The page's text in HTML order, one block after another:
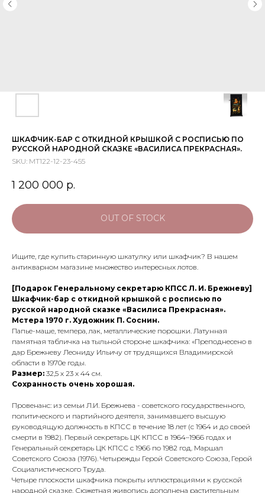
ШКАФЧИК-БАР С ОТКИДНОЙ КРЫШКОЙ С РОСПИСЬЮ ПО
РУССКОЙ НАРОДНОЙ СКАЗКЕ «ВАСИЛИСА ПРЕКРАСНАЯ».
SKU: МТ122-12-23-455
1 200 000 р.
OUT OF STOCK
Ищите, где купить старинную шкатулку или шкафчик? В нашем
антикварном магазине множество интересных лотов.
[Подарок Генеральному секретарю КПСС Л. И. Брежневу]
Шкафчик-бар с откидной крышкой с росписью по
русской народной сказке «Василиса Прекрасная».
Мстера 1970 г. Художник П. Соснин.
Папье-маше, темпера, лак, металлические порошки. Латунная
памятная табличка на тыльной стороне шкафчика: «Преподнесено в
дар Брежневу Леониду Ильичу от трудящихся Владимирской
области в 1970е годы.
Размер: 32,5 х 23 х 44 см.
Сохранность очень хорошая.
Провенанс: из семьи Л.И. Брежнева - советского государственного,
политического и партийного деятеля, занимавшего высшую
руководящую должность в КПСС в течение 18 лет (с 1964 и до своей
смерти в 1982). Первый секретарь ЦК КПСС в 1964–1966 годах и
Генеральный секретарь ЦК КПСС с 1966 по 1982 год. Маршал
Советского Союза (1976). Четырежды Герой Советского Союза, Герой
Социалистического Труда.
Четыре плоскости шкафчика покрыты иллюстрациями к русской
народной сказке. Сюжетная живопись дополнена растительным